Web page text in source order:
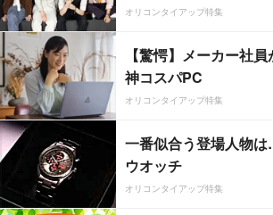
オリコンタイアップ特集
【驚愕】メーカー社
神コスパPC
オリコンタイアップ特集
一番似合う登場人物
ウオッチ
オリコンタイアップ特集